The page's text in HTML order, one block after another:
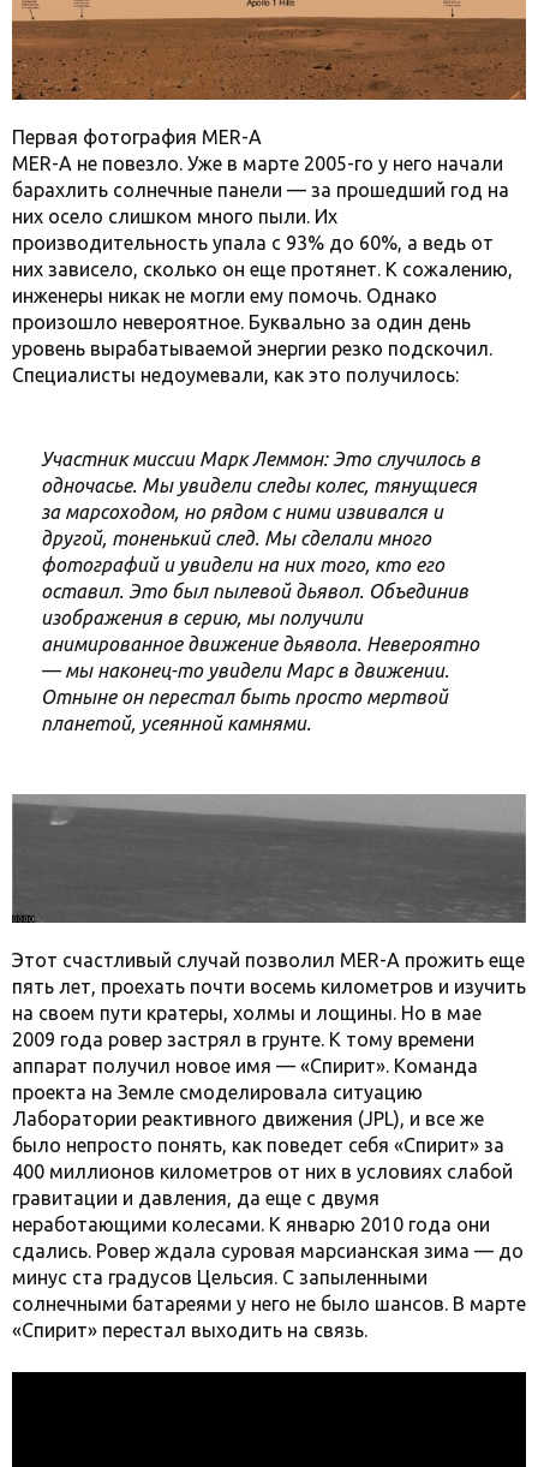
Первая фотография MER-A
MER-A не повезло. Уже в марте 2005-го у него начали
барахлить солнечные панели — за прошедший год на
них осело слишком много пыли. Их
производительность упала с 93% до 60%, а ведь от
них зависело, сколько он еще протянет. К сожалению,
инженеры никак не могли ему помочь. Однако
произошло невероятное. Буквально за один день
уровень вырабатываемой энергии резко подскочил.
Специалисты недоумевали, как это получилось:
Участник миссии Марк Леммон: Это случилось в
одночасье. Мы увидели следы колес, тянущиеся
за марсоходом, но рядом с ними извивался и
другой, тоненький след. Мы сделали много
фотографий и увидели на них того, кто его
оставил. Это был пылевой дьявол. Объединив
изображения в серию, мы получили
анимированное движение дьявола. Невероятно
— мы наконец-то увидели Марс в движении.
Отныне он перестал быть просто мертвой
планетой, усеянной камнями.
Этот счастливый случай позволил MER-A прожить еще
пять лет, проехать почти восемь километров и изучить
на своем пути кратеры, холмы и лощины. Но в мае
2009 года ровер застрял в грунте. К тому времени
аппарат получил новое имя — «Спирит». Команда
проекта на Земле смоделировала ситуацию
Лаборатории реактивного движения (JPL), и все же
было непросто понять, как поведет себя «Спирит» за
400 миллионов километров от них в условиях слабой
гравитации и давления, да еще с двумя
неработающими колесами. К январю 2010 года они
сдались. Ровер ждала суровая марсианская зима — до
минус ста градусов Цельсия. С запыленными
солнечными батареями у него не было шансов. В марте
«Спирит» перестал выходить на связь.